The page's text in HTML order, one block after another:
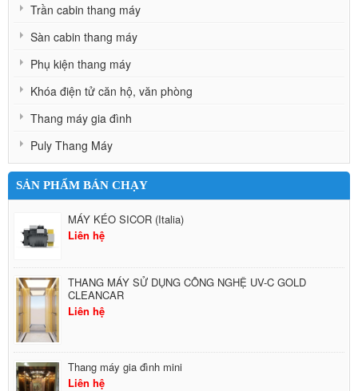
Trần cabin thang máy
Sàn cabin thang máy
Phụ kiện thang máy
Khóa điện tử căn hộ, văn phòng
Thang máy gia đình
Puly Thang Máy
SẢN PHẨM BÁN CHẠY
MÁY KÉO SICOR (Italia)
Liên hệ
THANG MÁY SỬ DỤNG CÔNG NGHỆ UV-C GOLD
CLEANCAR
Liên hệ
Thang máy gia đình mini
Liên hệ